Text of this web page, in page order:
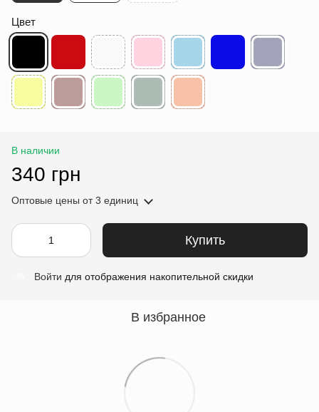
Цвет
В наличии
340 грн
Оптовые цены от 3 единиц
Купить
Войти для отображения накопительной скидки
В избранное